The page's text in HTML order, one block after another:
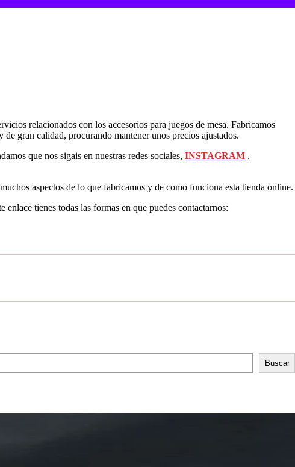
relacionados con los accesorios para juegos de mesa. Fabricamos
gran calidad, procurando mantener unos precios ajustados.
que nos sigais en nuestras redes sociales, INSTAGRAM ,
aspectos de lo que fabricamos y de como funciona esta tienda online.
tienes todas las formas en que puedes contactarnos:
Buscar